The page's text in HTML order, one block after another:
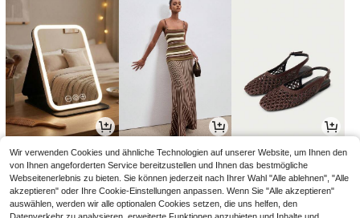
3,98€ 22,49€ 19,88€19,98€
Wir verwenden Cookies und ähnliche Technologien auf unserer Website, um Ihnen den
von Ihnen angeforderten Service bereitzustellen und Ihnen das bestmögliche
Webseitenerlebnis zu bieten. Sie können jederzeit nach Ihrer Wahl "Alle ablehnen", "Alle
akzeptieren" oder Ihre Cookie-Einstellungen anpassen. Wenn Sie "Alle akzeptieren"
auswählen, werden wir alle optionalen Cookies setzen, die uns helfen, den